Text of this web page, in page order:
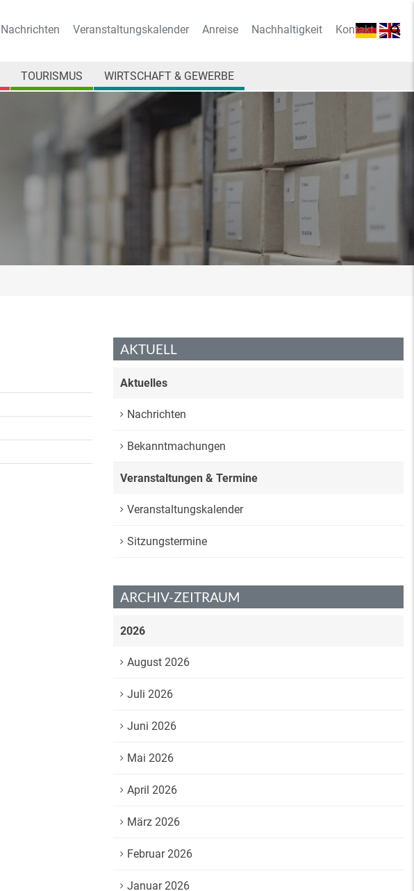
Nachrichten Veranstaltungskalender Anreise Nachhaltigkeit Kontakt
TOURISMUS WIRTSCHAFT & GEWERBE
AKTUELL
Aktuelles
Nachrichten
Bekanntmachungen
Veranstaltungen & Termine
Veranstaltungskalender
Sitzungstermine
ARCHIV-ZEITRAUM
2026
August 2026
Juli 2026
Juni 2026
Mai 2026
April 2026
März 2026
Februar 2026
Januar 2026